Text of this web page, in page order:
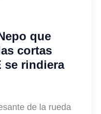
que
cortas
se rindiera
de la rueda